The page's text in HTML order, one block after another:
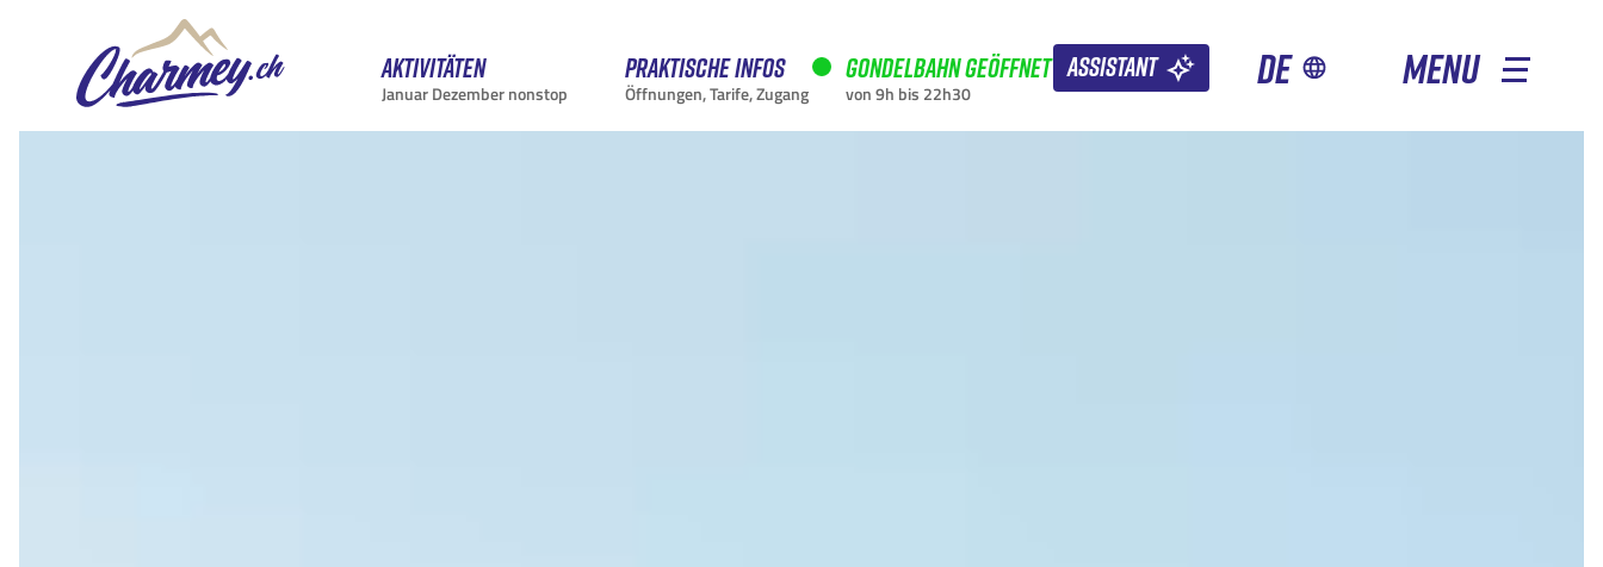
Aktivitäten
Januar Dezember nonstop
Praktische Infos
Öffnungen, Tarife, Zugang
Gondelbahn geöffnet
von 9h bis 22h30
Assistant de MENU